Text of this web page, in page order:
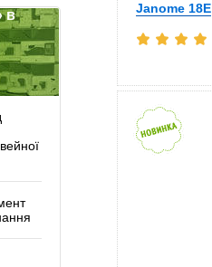
Janome 18E
в